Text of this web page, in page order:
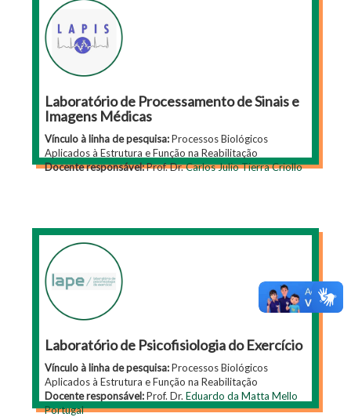
Laboratório de Processamento de Sinais e
Imagens Médicas
Vínculo à linha de pesquisa:Processos Biológicos
Aplicados à Estrutura e Função na Reabilitação
Docente responsável:Prof. Dr.Carlos Julio Tierra Criollo
Laboratório de Psicofisiologia do Exercício
Vínculo à linha de pesquisa:Processos Biológicos
Aplicados à Estrutura e Função na Reabilitação
Docente responsável:Prof. Dr. Eduardo da Matta Mello
Portugal